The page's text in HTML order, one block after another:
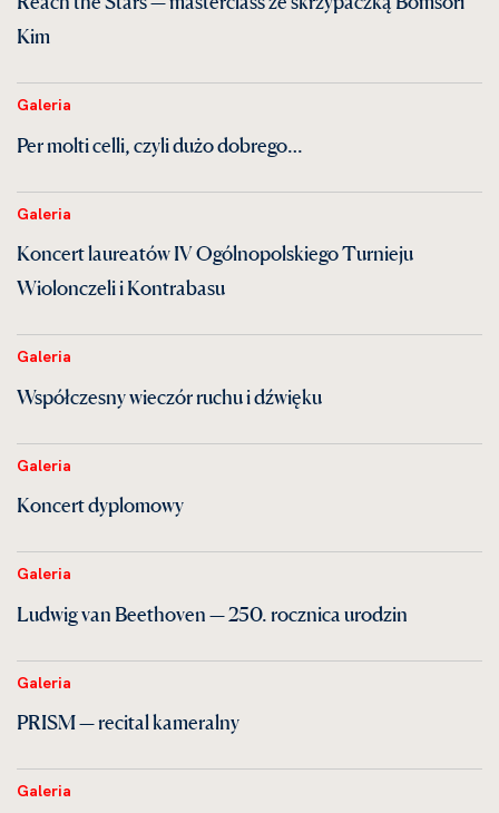
Kim
Galeria
Per molti celli, czyli dużo dobrego…
Galeria
Koncert laureatów IV Ogólnopolskiego Turnieju
Wiolonczeli i Kontrabasu
Galeria
Współczesny wieczór ruchu i dźwięku
Galeria
Koncert dyplomowy
Galeria
Ludwig van Beethoven — 250. rocznica urodzin
Galeria
PRISM — recital kameralny
Galeria